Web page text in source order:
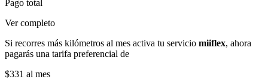
Pago total
Ver completo
Si recorres más kilómetros al mes activa tu servicio miiflex, ahora
pagarás una tarifa preferencial de
$331 al mes